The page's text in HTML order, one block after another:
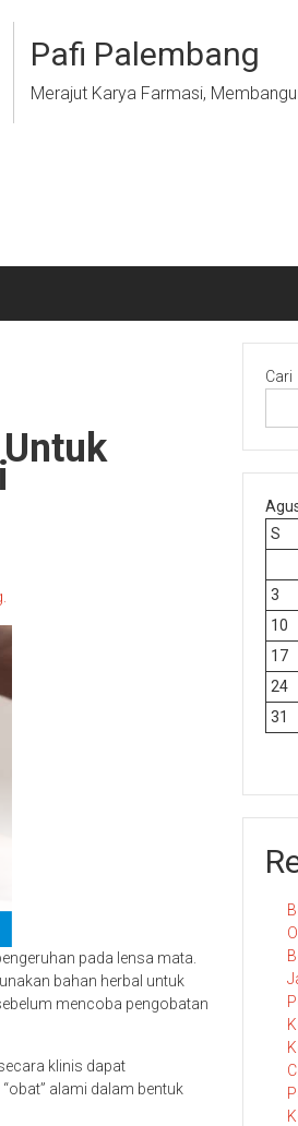
Pafi Palembang
Merajut Karya Farmasi,
pada lensa mata.
bahan herbal untuk
mencoba pengobatan
klinis dapat
alami dalam bentuk
Cari
S
3
10
17
24
31